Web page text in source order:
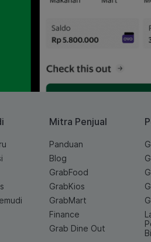
Mitra Penjual
Panduan
Blog
GrabFood
GrabKios
GrabMart
Finance
Grab Dine Out